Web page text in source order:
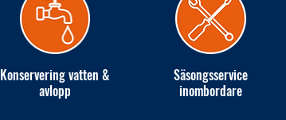
Konservering vatten &
avlopp
Säsongsservice
inombordare